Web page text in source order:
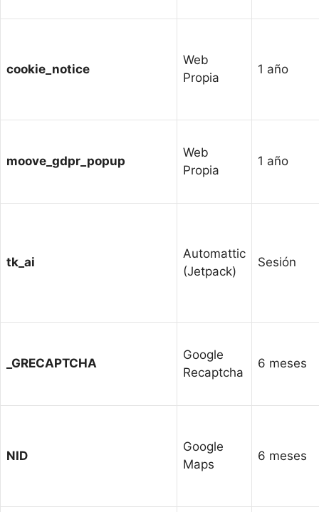
cookie_notice
Web
Propia
1 año
moove_gdpr_popup
Web
Propia
1 año
tk_ai
Automattic
(Jetpack)
Sesión
_GRECAPTCHA
Google
Recaptcha
6 meses
NID
Google
Maps
6 meses